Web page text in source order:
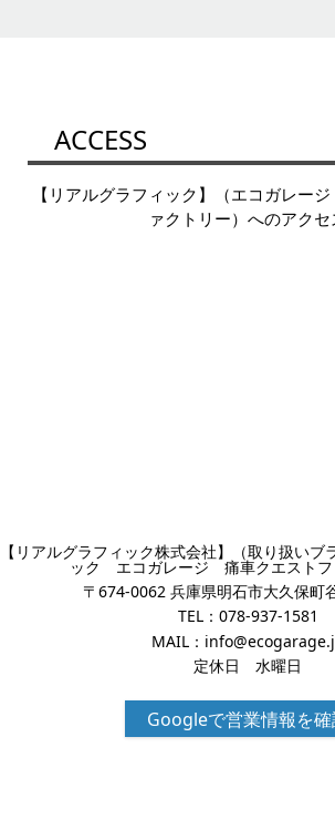
ACCESS
【リアルグラフィック】（エコガレー
ァクトリー）へのアクセ
【リアルグラフィック株式会社】（取り扱いブ
ック エコガレージ 痛車クエストフ
〒674-0062 兵庫県明石市大久保町
TEL： 078-937-1581
MAIL：
定休日 水曜日
Googleで営業情報を